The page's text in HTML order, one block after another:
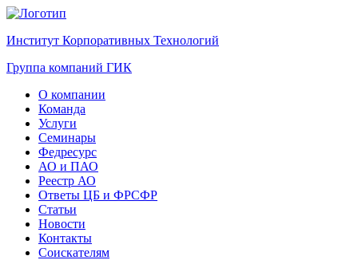
Институт Корпоративных Технологий
Группа компаний ГИК
О компании
Команда
Услуги
Семинары
Федресурс
АО и ПАО
Реестр АО
Ответы ЦБ и ФРСФР
Статьи
Новости
Контакты
Соискателям